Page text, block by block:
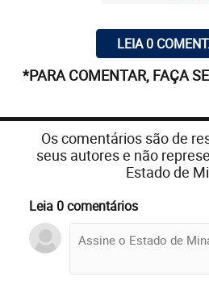
LEIA 0
*PARA COMENTAR, FAÇA
Os comentários são de
seus autores e não
Estado de
Leia 0 comentários